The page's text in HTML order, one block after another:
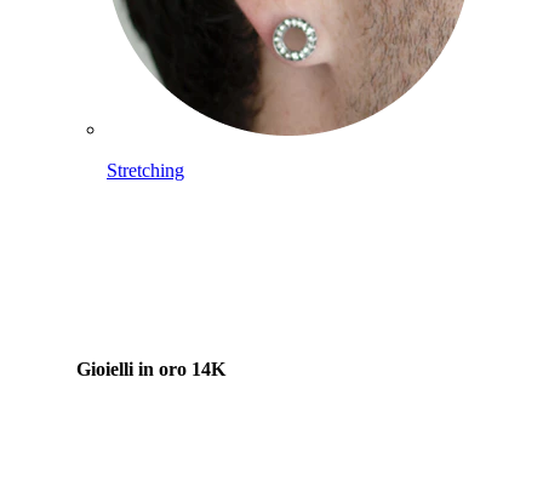
Stretching
Gioielli in oro 14K